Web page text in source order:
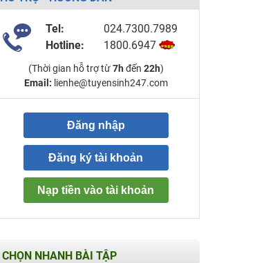
Tel:
024.7300.7989
Hotline:
1800.6947
(Thời gian hỗ trợ từ7h đến 22h)
Email: lienhe@tuyensinh247.com
Đăng nhập
Đăng ký tài khoản
Nạp tiền vào tài khoản
CHỌN NHANH BÀI TẬP